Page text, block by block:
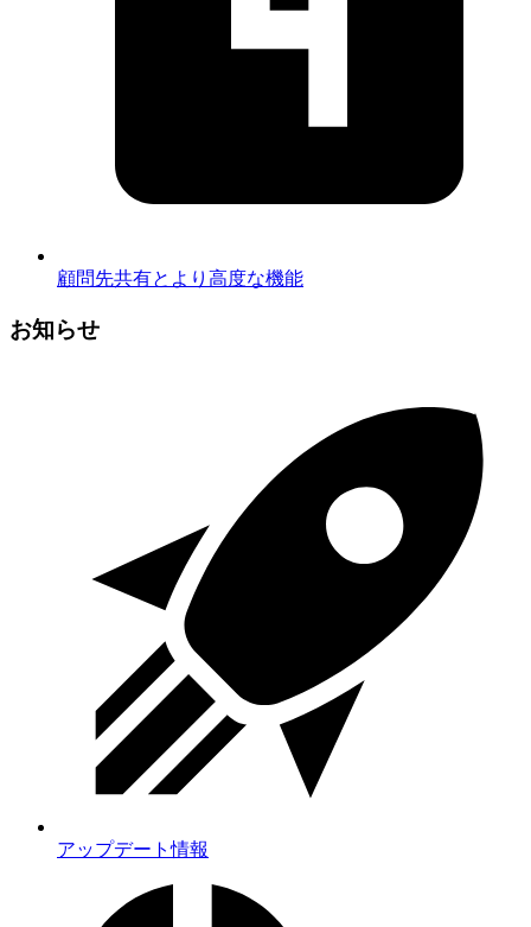
顧問先共有とより高度な機能
お知らせ
アップデート情報